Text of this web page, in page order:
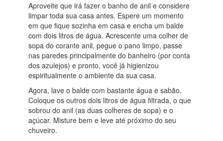
Aproveite que irá fazer o banho de anil e considere
limpar toda sua casa antes. Espere um momento
em que fique sozinha em casa e encha um balde
com dois litros de água. Acrescente uma colher de
sopa do corante anil, pegue o pano limpo, passe
nas paredes principalmente do banheiro (por conta
dos azulejos) e pronto, você já higienizou
espiritualmente o ambiente da sua casa.
Agora, lave o balde com bastante água e sabão.
Coloque os outros dois litros de água filtrada, o que
sobrou do anil (as duas colheres de sopa) e o
açúcar. Misture bem e leve até próximo do seu
chuveiro.